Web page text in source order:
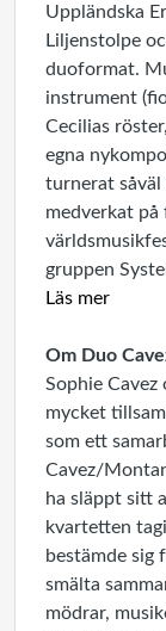
Uppländska
Liljenstolpe
duoformat.
instrument
Cecilias
egna
turnerat såväl
medverkat på
gruppen
Läs mer
Om Duo
Sophie Cavez
mycket
som ett
Cavez/
ha släppt sitt
kvartetten
bestämde sig
smälta
mödrar,